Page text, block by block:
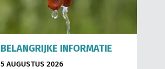
BELANGRIJKE INFORMATIE
5 AUGUSTUS 2026